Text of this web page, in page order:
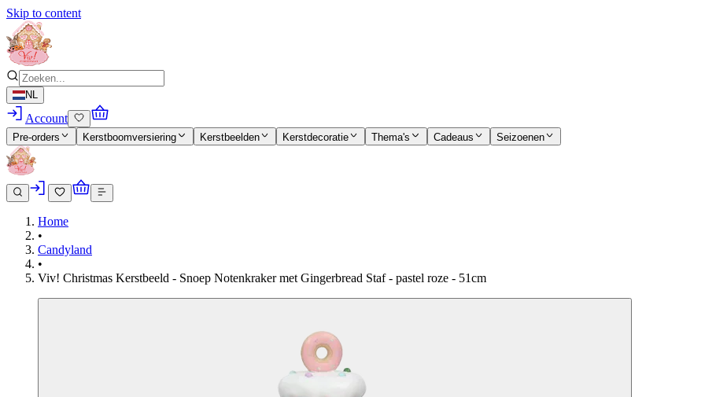
Skip to content
NL
Account
Pre-orders Kerstboomversiering Kerstbeelden Kerstdecoratie Thema's Cadeaus Seizoenen
Home
•
Candyland
•
Viv! Christmas Kerstbeeld - Snoep Notenkraker met Gingerbread Staf - pastel roze - 51cm